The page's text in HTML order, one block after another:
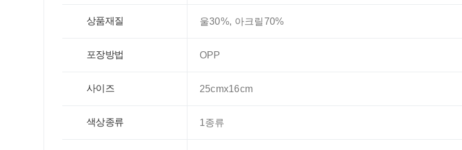
상품재질 울30%, 아크릴70%
포장방법 OPP
사이즈 25cmx16cm
색상종류 1종류